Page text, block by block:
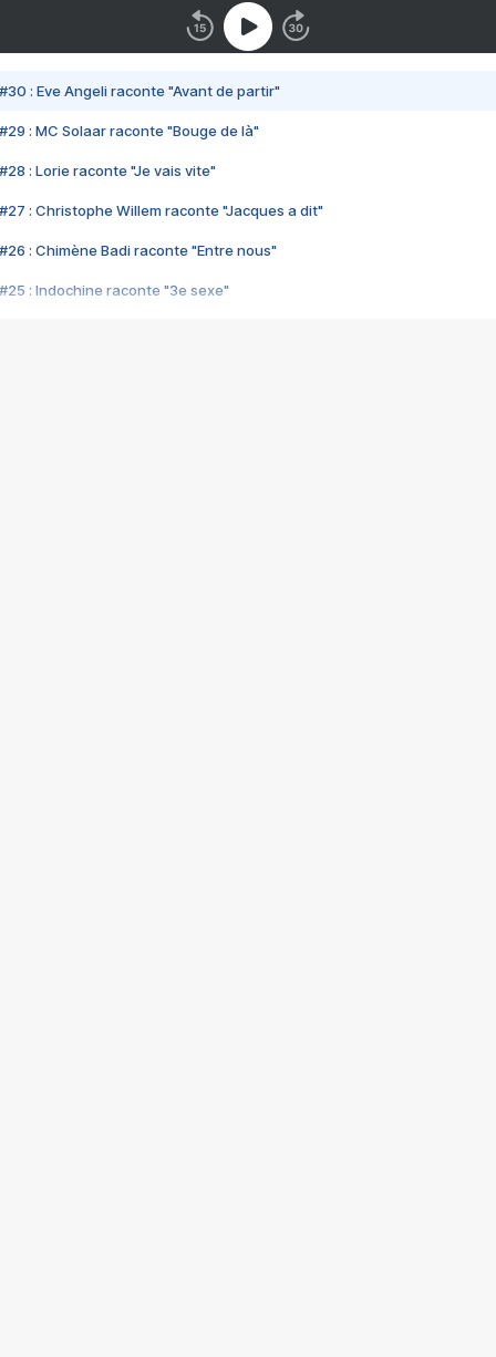
#30 : Eve Angeli raconte "Avant de partir"
#29 : MC Solaar raconte "Bouge de là"
#28 : Lorie raconte "Je vais vite"
#27 : Christophe Willem raconte "Jacques a dit"
#26 : Chimène Badi raconte "Entre nous"
#25 : Indochine raconte "3e sexe"